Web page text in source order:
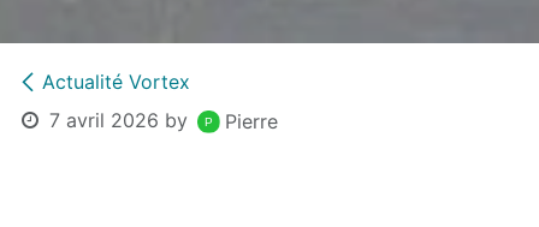
Actualité Vortex
7 avril 2026 by Pierre